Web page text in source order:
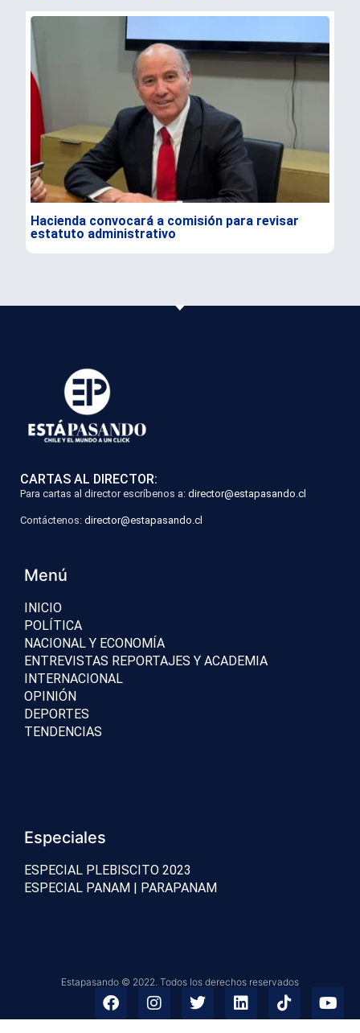
Hacienda convocará a comisión para revisar
estatuto administrativo
CARTAS AL DIRECTOR:
Para cartas al director escríbenos a: director@estapasando.cl
Contáctenos: director@estapasando.cl
Menú
INICIO
POLÍTICA
NACIONAL Y ECONOMÍA
ENTREVISTAS REPORTAJES Y ACADEMIA
INTERNACIONAL
OPINIÓN
DEPORTES
TENDENCIAS
Especiales
ESPECIAL PLEBISCITO 2023
ESPECIAL PANAM | PARAPANAM
Estapasando © 2022. Todos los derechos reservados